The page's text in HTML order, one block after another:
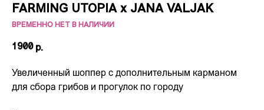
FARMING UTOPIA х JANA VALJAK
ВРЕМЕННО НЕТ В НАЛИЧИИ
1900 р.
Увеличенный шоппер с дополнительным карманом
для сбора грибов и прогулок по городу